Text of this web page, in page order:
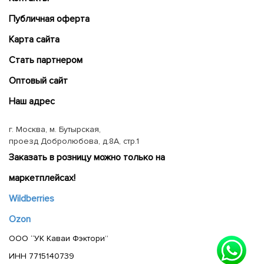
Публичная оферта
Карта сайта
Cтать партнером
Оптовый сайт
Наш адрес
г. Москва, м. Бутырская,
проезд Добролюбова, д.8А, стр.1
Заказать в розницу можно только на
маркетплейсах!
Wildberries
Ozon
ООО “УК Каваи Фэктори”
ИНН 7715140739